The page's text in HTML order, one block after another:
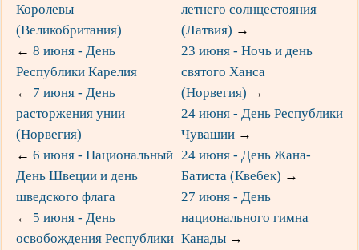
Королевы
(Великобритания)
← 8 июня - День
Республики Карелия
← 7 июня - День
расторжения унии
(Норвегия)
← 6 июня - Национальный
День Швеции и день
шведского флага
← 5 июня - День
освобождения Республики
летнего солнцестояния
(Латвия) →
23 июня - Ночь и день
святого Ханса
(Норвегия) →
24 июня - День Республики
Чувашии →
24 июня - День Жана-
Батиста (Квебек) →
27 июня - День
национального гимна
Канады →